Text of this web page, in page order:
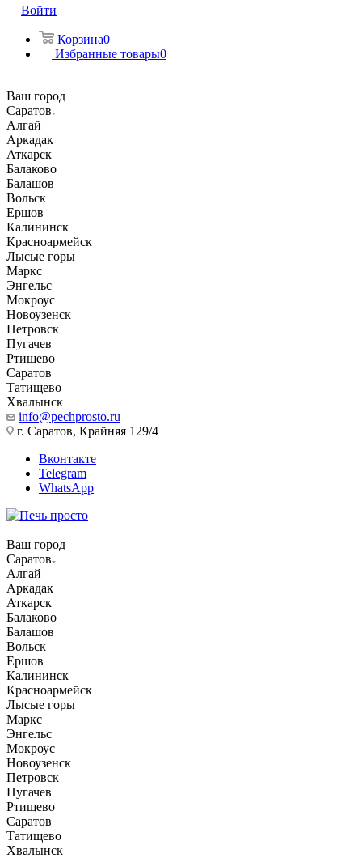
Войти
Корзина0
Избранные товары0
Ваш город
Саратов
Алгай
Аркадак
Аткарск
Балаково
Балашов
Вольск
Ершов
Калининск
Красноармейск
Лысые горы
Маркс
Энгельс
Мокроус
Новоузенск
Петровск
Пугачев
Ртищево
Саратов
Татищево
Хвалынск
info@pechprosto.ru
г. Саратов, Крайняя 129/4
Вконтакте
Telegram
WhatsApp
Ваш город
Саратов
Алгай
Аркадак
Аткарск
Балаково
Балашов
Вольск
Ершов
Калининск
Красноармейск
Лысые горы
Маркс
Энгельс
Мокроус
Новоузенск
Петровск
Пугачев
Ртищево
Саратов
Татищево
Хвалынск